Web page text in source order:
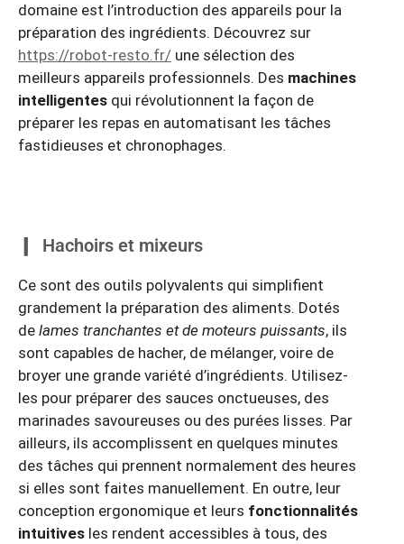
domaine est l’introduction des appareils pour la
préparation des ingrédients. Découvrez sur
https://robot-resto.fr/ une sélection des
meilleurs appareils professionnels. Des machines
intelligentes qui révolutionnent la façon de
préparer les repas en automatisant les tâches
fastidieuses et chronophages.
Hachoirs et mixeurs
Ce sont des outils polyvalents qui simplifient
grandement la préparation des aliments. Dotés
de lames tranchantes et de moteurs puissants, ils
sont capables de hacher, de mélanger, voire de
broyer une grande variété d’ingrédients. Utilisez-
les pour préparer des sauces onctueuses, des
marinades savoureuses ou des purées lisses. Par
ailleurs, ils accomplissent en quelques minutes
des tâches qui prennent normalement des heures
si elles sont faites manuellement. En outre, leur
conception ergonomique et leurs fonctionnalités
intuitives les rendent accessibles à tous, des